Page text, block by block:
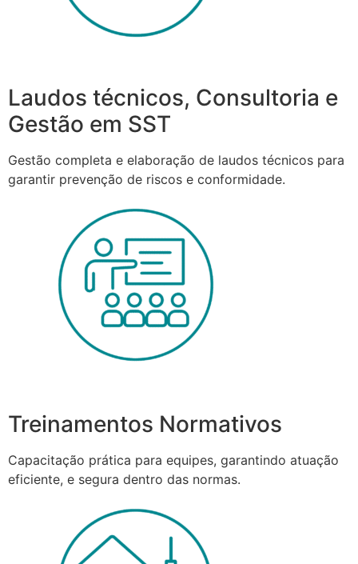
Laudos técnicos, Consultoria e
Gestão em SST
Gestão completa e elaboração de laudos técnicos para
garantir prevenção de riscos e conformidade.
Treinamentos Normativos
Capacitação prática para equipes, garantindo atuação
eficiente, e segura dentro das normas.